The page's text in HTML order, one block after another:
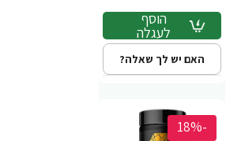
הוסף
לעגלה
האם יש לך שאלה?
-18%